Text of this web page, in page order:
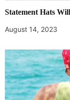
Statement Hats
August 14, 2023